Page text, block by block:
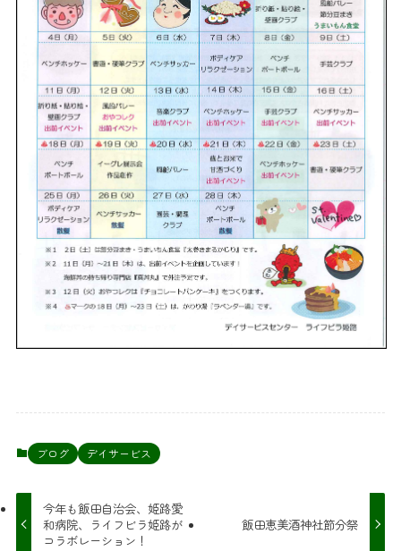
ブログ デイサービス
今年も飯田自治会、姫路愛
和病院、ライフビラ姫路が
コラボレーション！
飯田恵美酒神社節分祭